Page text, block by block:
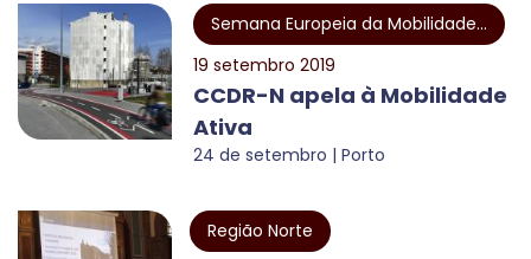
Semana Europeia da Mobilidade...
19 setembro 2019
CCDR-N apela à Mobilidade
Ativa
24 de setembro | Porto
Região Norte